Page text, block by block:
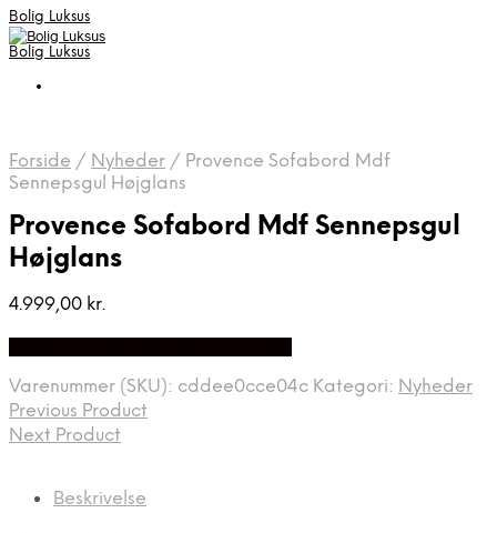
Bolig Luksus
Bolig Luksus
Forside / Nyheder / Provence Sofabord Mdf
Sennepsgul Højglans
Provence Sofabord Mdf Sennepsgul
Højglans
4.999,00 kr.
Varenummer (SKU): cddee0cce04c Kategori: Nyheder
Previous Product
Next Product
Beskrivelse